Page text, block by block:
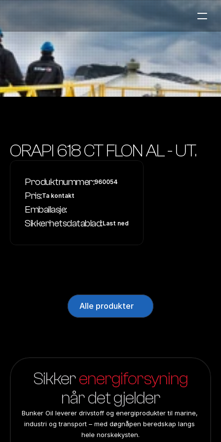
Marine
Auto & Industri
Bensinstasjoner
Våre Produkter
Om Selskapet
Kontakt oss
ORAPI 618 CT FLON AL - UT.
Produktnummer:960054
Pris:Ta kontakt
Emballasje:
Sikkerhetsdatablad:Last ned
Alle produkter
Sikker energiforsyning
når det gjelder
Bunker Oil leverer drivstoff og energiprodukter til marine,
industri og transport – med døgnåpen beredskap langs
hele norskekysten.